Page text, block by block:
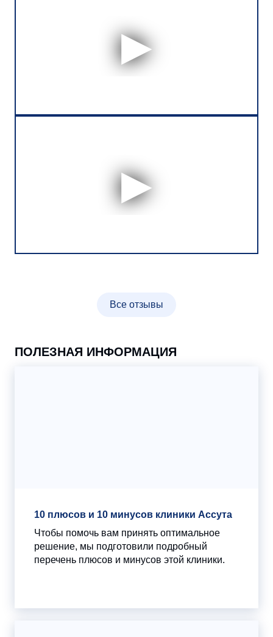
Все отзывы
ПОЛЕЗНАЯ ИНФОРМАЦИЯ
10 плюсов и 10 минусов клиники Ассута
Чтобы помочь вам принять оптимальное
решение, мы подготовили подробный
перечень плюсов и минусов этой клиники.